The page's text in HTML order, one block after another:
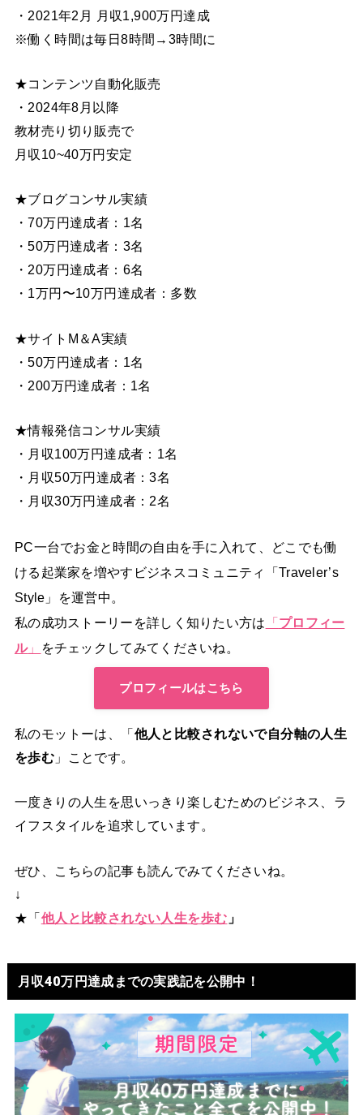
・2021年2月 月収1,900万円達成
※働く時間は毎日8時間→3時間に
★コンテンツ自動化販売
・2024年8月以降
教材売り切り販売で
月収10~40万円安定
★ブログコンサル実績
・70万円達成者：1名
・50万円達成者：3名
・20万円達成者：6名
・1万円〜10万円達成者：多数
★サイトM＆A実績
・50万円達成者：1名
・200万円達成者：1名
★情報発信コンサル実績
・月収100万円達成者：1名
・月収50万円達成者：3名
・月収30万円達成者：2名
PC一台でお金と時間の自由を手に入れて、どこでも働
ける起業家を増やすビジネスコミュニティ「Traveler’s
Style」を運営中。
私の成功ストーリーを詳しく知りたい方は 「プロフィー
ル」 をチェックしてみてくださいね。
プロフィールはこちら
私のモットーは、「他人と比較されないで自分軸の人生
を歩む 」ことです。
一度きりの人生を思いっきり楽しむためのビジネス、ラ
イフスタイルを追求しています。
ぜひ、こちらの記事も読んでみてくださいね。
↓
★「他人と比較されない人生を歩む 」
月収40万円達成までの実践記を公開中！